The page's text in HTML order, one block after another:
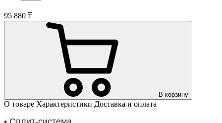
95 880 ₸
В корзину
О товаре Характеристики Доставка и оплата